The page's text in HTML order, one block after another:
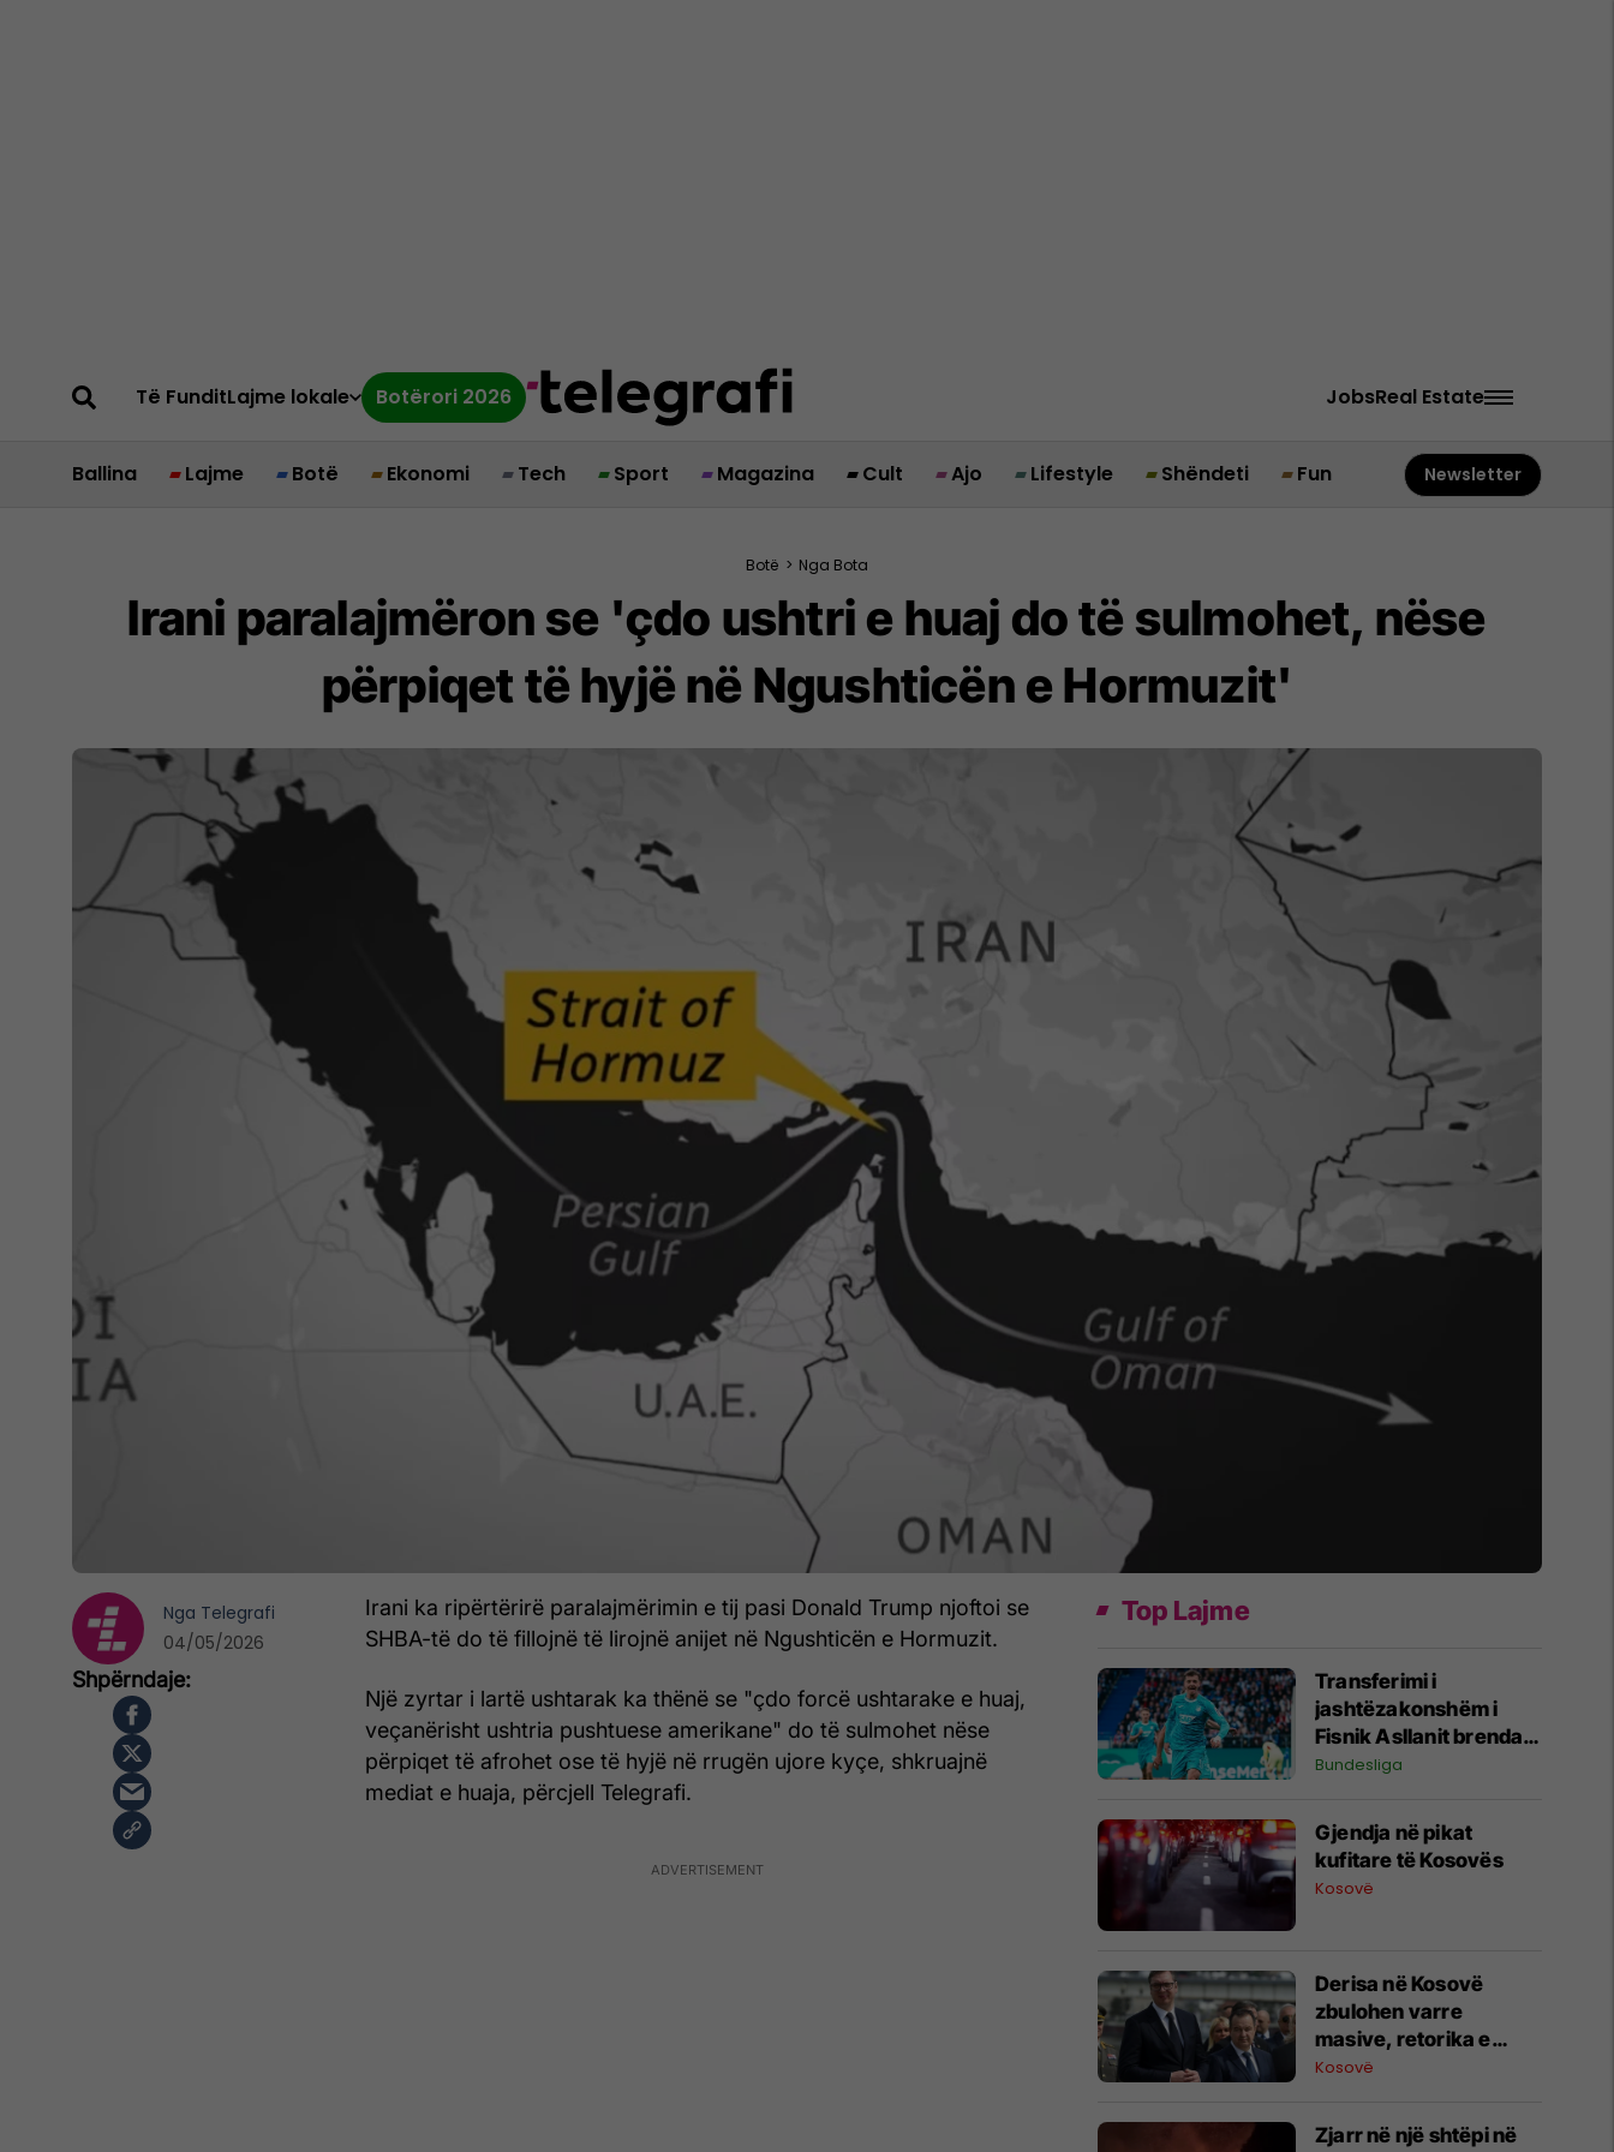
Të FunditLajme lokale Botërori 2026 JobsReal Estate
Ballina Lajme Botë Ekonomi Tech Sport Magazina Cult Ajo Lifestyle Shëndeti Fun Newsletter
Botë > Nga Bota
Irani paralajmëron se 'çdo ushtri e huaj do të sulmohet, nëse
përpiqet të hyjë në Ngushticën e Hormuzit'
Irani ka ripërtërirë paralajmërimin e tij pasi Donald Trump njoftoi se
SHBA-të do të fillojnë të lirojnë anijet në Ngushticën e Hormuzit.
Një zyrtar i lartë ushtarak ka thënë se "çdo forcë ushtarake e huaj,
veçanërisht ushtria pushtuese amerikane" do të sulmohet nëse
përpiqet të afrohet ose të hyjë në rrugën ujore kyçe, shkruajnë
mediat e huaja, përcjell Telegrafi.
Nga Telegrafi
04/05/2026
Top Lajme
Transferimi i
jashtëzakonshëm i
Fisnik Asllanit brenda
Bundesligës po bëhet
detajet e fundit
Bundesliga
Gjendja në pikat
kufitare të Kosovës
Kosovë
Derisa në Kosovë
zbulohen varre
masive, retorika e
zyrtarëve serbë
viteve ’90
Kosovë
Zjarr në një shtëpi në